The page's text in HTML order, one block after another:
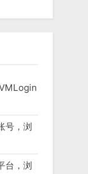
号，浏
台，浏